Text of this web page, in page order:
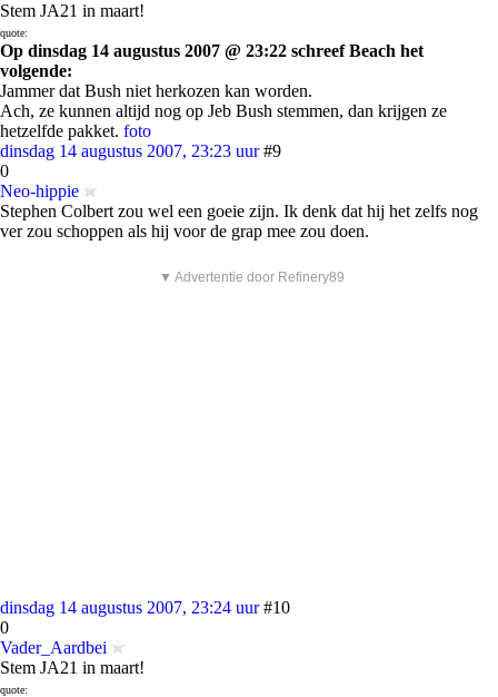
Stem JA21 in maart!
quote:
Op dinsdag 14 augustus 2007 @ 23:22 schreef Beach het
volgende:
Jammer dat Bush niet herkozen kan worden.
Ach, ze kunnen altijd nog op Jeb Bush stemmen, dan krijgen ze
hetzelfde pakket. foto
dinsdag 14 augustus 2007, 23:23 uur #9
0
Neo-hippie
Stephen Colbert zou wel een goeie zijn. Ik denk dat hij het zelfs nog
ver zou schoppen als hij voor de grap mee zou doen.
▼ Advertentie door Refinery89
dinsdag 14 augustus 2007, 23:24 uur #10
0
Vader_Aardbei
Stem JA21 in maart!
quote: